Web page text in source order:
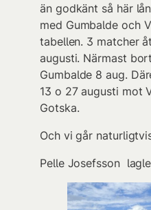
än godkänt så här
med Gumbalde och
tabellen. 3 matcher
augusti. Närmast
Gumbalde 8 aug.
13 o 27 augusti mot
Gotska.
Och vi går
Pelle Josefsson